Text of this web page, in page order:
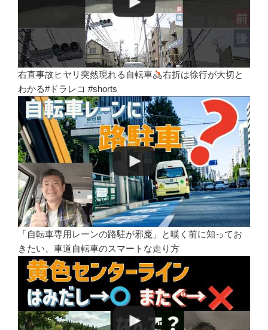
右直事故ヒヤリ突然現れる自転車
右折は徐行が大切と
わかる#ドラレコ #shorts
「自転車専用レーンの路駐が邪魔」と嘆く前に知ってお
きたい、車道自転車のスマートな走り方